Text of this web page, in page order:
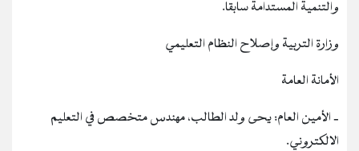
والتنمية المستدامة سابقا.
وزارة التربية وإصلاح النظام التعليمي
الأمانة العامة
‐ الأمين العام: يحى ولد الطالب، مهندس متخصص في التعليم
الالكتروني.